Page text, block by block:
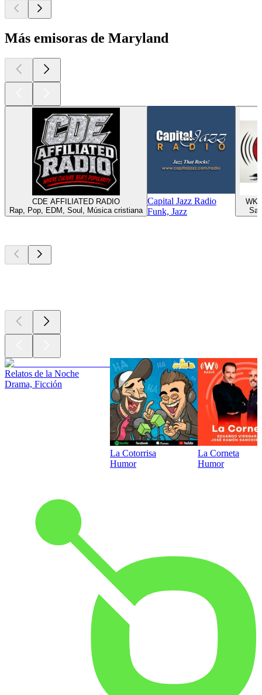
Más emisoras de Maryland
CDE AFFILIATED RADIO
Rap, Pop, EDM, Soul, Música cristiana
Capital Jazz Radio
Funk, Jazz
Relatos de la Noche
Drama, Ficción
La Cotorrisa
Humor
La Corneta
Humor